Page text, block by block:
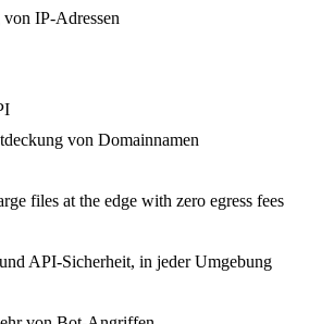
IP-Adressen
von Domainnamen
files at the edge with zero egress fees
API-Sicherheit, in jeder Umgebung